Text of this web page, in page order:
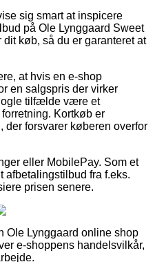
sig smart at inspicere
på Ole Lynggaard Sweet
køb, så du er garanteret at
at hvis en e-shop
en salgspris der virker
tilfælde være et
Kortkøb er
der forsvarer køberen overfor
eller MobilePay. Som et
afbetalingstilbud fra f.eks.
prisen senere.
Ole Lynggaard online shop
e-shoppens handelsvilkår,